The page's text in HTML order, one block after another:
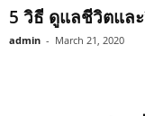
5 วิธี ดูแลชีวิตแล
admin - March 21, 2020